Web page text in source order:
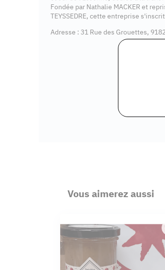
Fondée par Nathalie MACKER et
TEYSSEDRE, cette entreprise
Adresse : 31 Rue des Grouettes,
Vous aimerez aussi